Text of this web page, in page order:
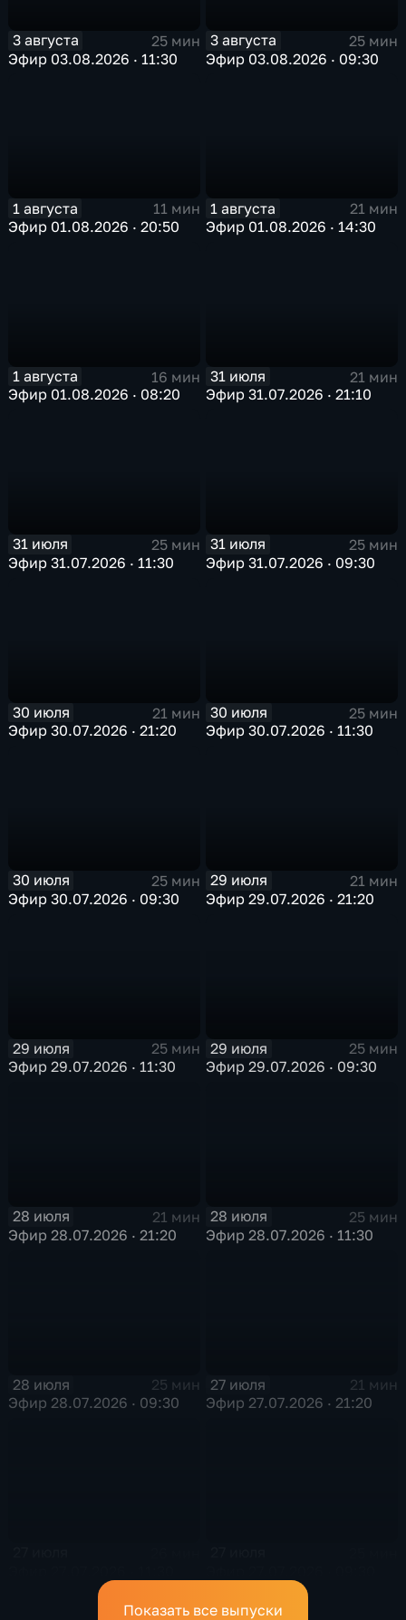
3 августа
25 мин
Эфир 03.08.2026 · 11:30
3 августа
25 мин
Эфир 03.08.2026 · 09:30
1 августа
11 мин
Эфир 01.08.2026 · 20:50
1 августа
21 мин
Эфир 01.08.2026 · 14:30
1 августа
16 мин
Эфир 01.08.2026 · 08:20
31 июля
21 мин
Эфир 31.07.2026 · 21:10
31 июля
25 мин
Эфир 31.07.2026 · 11:30
31 июля
25 мин
Эфир 31.07.2026 · 09:30
30 июля
21 мин
Эфир 30.07.2026 · 21:20
30 июля
25 мин
Эфир 30.07.2026 · 11:30
30 июля
25 мин
Эфир 30.07.2026 · 09:30
29 июля
21 мин
Эфир 29.07.2026 · 21:20
29 июля
25 мин
Эфир 29.07.2026 · 11:30
29 июля
25 мин
Эфир 29.07.2026 · 09:30
28 июля
21 мин
Эфир 28.07.2026 · 21:20
28 июля
25 мин
Эфир 28.07.2026 · 11:30
28 июля
25 мин
Эфир 28.07.2026 · 09:30
27 июля
21 мин
Эфир 27.07.2026 · 21:20
Показать все выпуски